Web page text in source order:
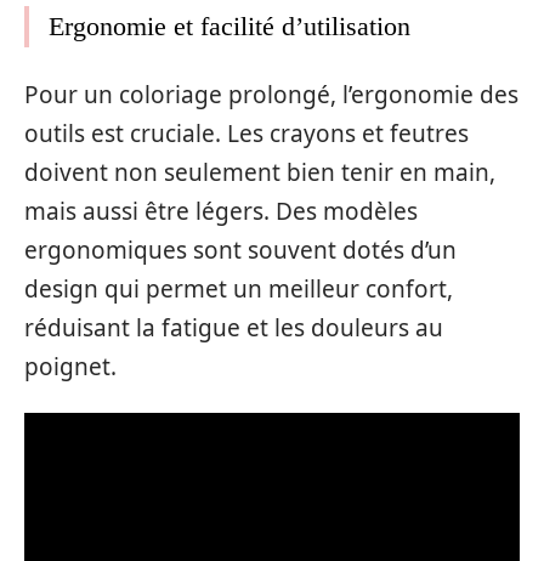
Ergonomie et facilité d’utilisation
Pour un coloriage prolongé, l’ergonomie des
outils est cruciale. Les crayons et feutres
doivent non seulement bien tenir en main,
mais aussi être légers. Des modèles
ergonomiques sont souvent dotés d’un
design qui permet un meilleur confort,
réduisant la fatigue et les douleurs au
poignet.